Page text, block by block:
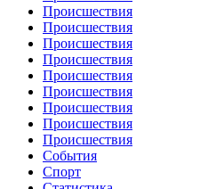
Происшествия
Происшествия
Происшествия
Происшествия
Происшествия
Происшествия
Происшествия
Происшествия
Происшествия
События
Спорт